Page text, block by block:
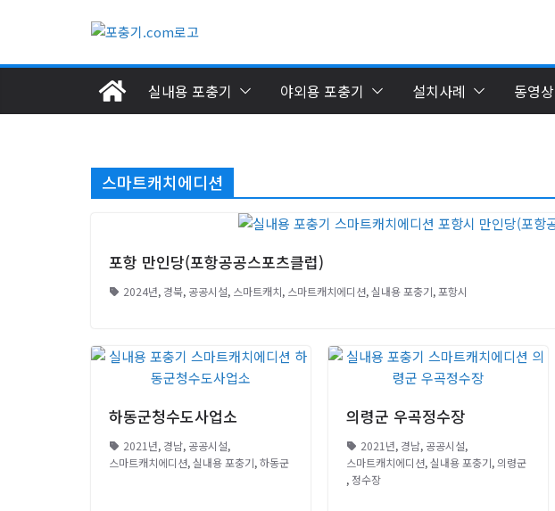
실내용 포충기 야외용 포충기 설치사례 동영상
스마트캐치에디션
포항 만인당(포항공공스포츠클럽)
2024년, 경북, 공공시설, 스마트캐치, 스마트캐치에디션,실내용 포충기,포항시
하동군청수도사업소
2021년, 경남, 공공시설,
스마트캐치에디션,실내용 포충기,하동군
의령군 우곡정수장
2021년, 경남, 공공시설,
스마트캐치에디션,실내용 포충기,의령군
, 정수장